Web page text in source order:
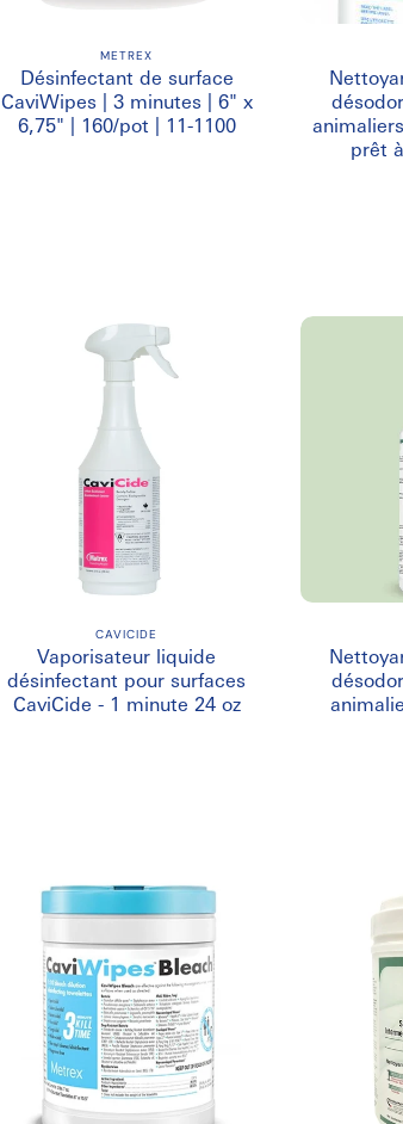
METREX
Désinfectant de surface
CaviWipes | 3 minutes | 6" x
6,75" | 160/pot | 11-1100
prêt
CAVICIDE
Vaporisateur liquide
désinfectant pour surfaces
CaviCide - 1 minute 24 oz